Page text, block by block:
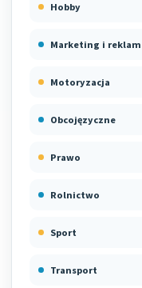
Hobby
Marketing i
Motoryzacja
Obcojęzyczne
Prawo
Rolnictwo
Sport
Transport